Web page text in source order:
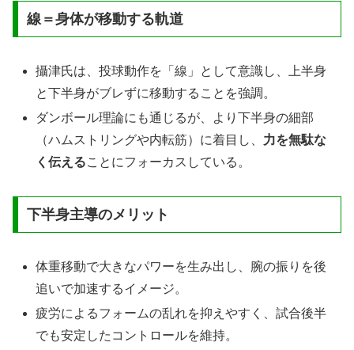
線＝身体が移動する軌道
攝津氏は、投球動作を「線」として意識し、上半身
と下半身がブレずに移動することを強調。
ダンボール理論にも通じるが、より下半身の細部
（ハムストリングや内転筋）に着目し、 力を無駄な
く伝えることにフォーカスしている。
下半身主導のメリット
体重移動で大きなパワーを生み出し、腕の振りを後
追いで加速するイメージ。
疲労によるフォームの乱れを抑えやすく、試合後半
でも安定したコントロールを維持。